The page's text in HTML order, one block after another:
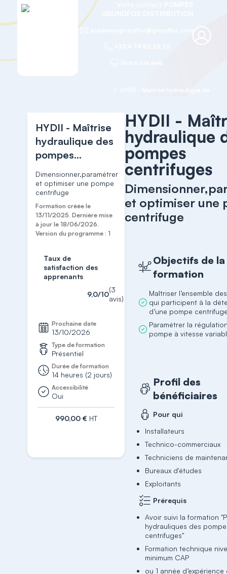
HYDII - Maîtrise
hydraulique des
pompes
centrifuges
Dimensionner,paramétrer
et optimiser une pompe
centrifuge
Formation créée le
13/11/2025. Dernière mise
à jour le 18/06/2026.
Version du programme : 1
Taux de
satisfaction des
apprenants
9,0/10
(3
avis)
Prochaine date
13/10/2026
Type de formation
Présentiel
Durée de formation
14 heures (2 jours)
Accessibilité
Oui
990,00 € HT
HYDII -
hydraulique
pompes
centrifuges
et optimiser une
centrifuge
Objectifs de la
formation
Maîtriser l’ensemble
qui participent à la
d’une pompe
Paramétrer la
pompe à vitesse
Profil des
bénéficiaires
Pour qui
Installateurs
Technico-commerciaux
Techniciens de
Bureaux d'études
Exploitants
Prérequis
Avoir suivi la formation
hydrauliques des
centrifuges"
Formation technique
minimum CAP
ou 1 année